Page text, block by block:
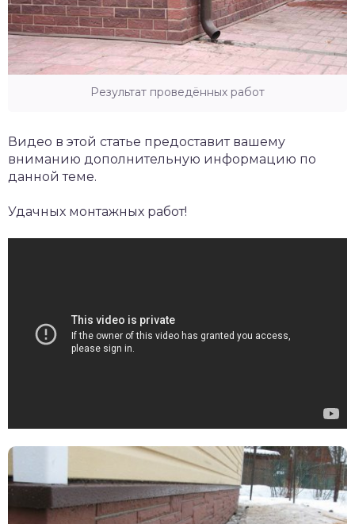
Результат проведённых работ
Видео в этой статье предоставит вашему
вниманию дополнительную информацию по
данной теме.
Удачных монтажных работ!